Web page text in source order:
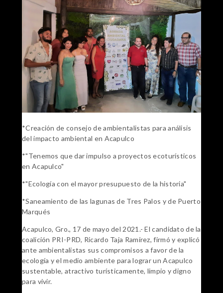
*Creación de consejo de ambientalistas para análisis
del impacto ambiental en Acapulco
*"Tenemos que dar impulso a proyectos ecoturísticos
en Acapulco"
*"Ecología con el mayor presupuesto de la historia"
*Saneamiento de las lagunas de Tres Palos y de Puerto
Marqués
Acapulco, Gro., 17 de mayo del 2021.- El candidato de la
coalición PRI-PRD, Ricardo Taja Ramírez, firmó y explicó
ante ambientalistas sus compromisos a favor de la
ecología y el medio ambiente para lograr un Acapulco
sustentable, atractivo turísticamente, limpio y digno
para vivir.